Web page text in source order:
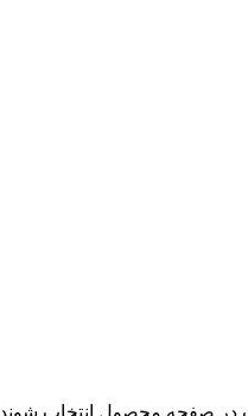
در صفحه محصول انتخاب شوند